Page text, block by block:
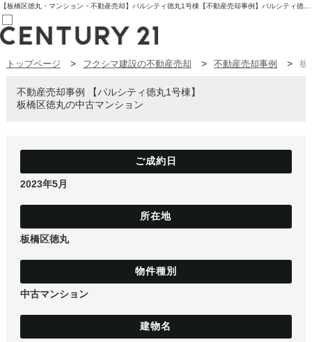
売買部
賃貸部
03-6912-3505
ログイン
物件閲覧履歴
物件を探す
購入TOP
学区から探す
町名から探す
中古戸建て
トップページ フクシマ建設の不動産売却 不動産売却事例 板
不動産売却事例
パルシティ徳丸1号棟
板橋区徳丸の中古マンション
2023年5月
板橋区徳丸
中古マンション